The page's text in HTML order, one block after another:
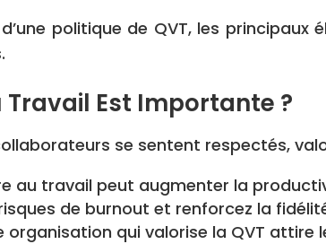
politique de QVT, les
Est Importante ?
se sentent respectés,
au travail peut augmenter la
de burnout et renforcez la
organisation qui valorise la QVT attire